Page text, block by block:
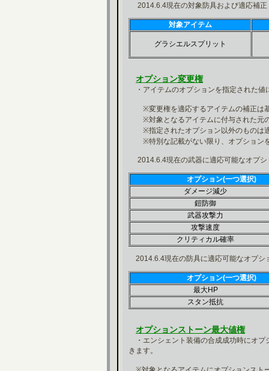
2014.6.4現在の対象防具および適応補正
対象アイテム
グラシエルスプリット
オプション変更権
・アイテムのオプションを指定された値
※変更権を適応するアイテムの補正は
※対象となるアイテムに付与された元
※指定されたオプション以外のものは
※特別な記載がない限り、オプション
2014.6.4現在の武器に適応可能なオプシ
オプション(一つ選択)
ダメージ減少
鎧防御
武器攻撃力
攻撃速度
クリティカル確率
2014.6.4現在の防具に適応可能なオプシ
オプション(一つ選択)
最大HP
スタン抵抗
オプションストーン最大値権
・エンシェント装備の合成成功時にオプ
きます。